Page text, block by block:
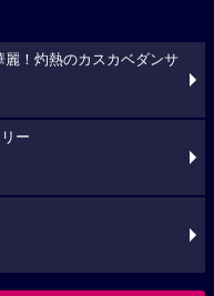
！灼熱のカスカベダンサ
ー